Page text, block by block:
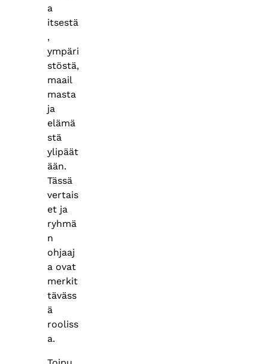
a
itsestä
,
ympäri
stöstä,
maail
masta
ja
elämä
stä
ylipäät
ään.
Tässä
vertais
et ja
ryhmä
n
ohjaaj
a ovat
merkit
täväss
ä
rooliss
a.